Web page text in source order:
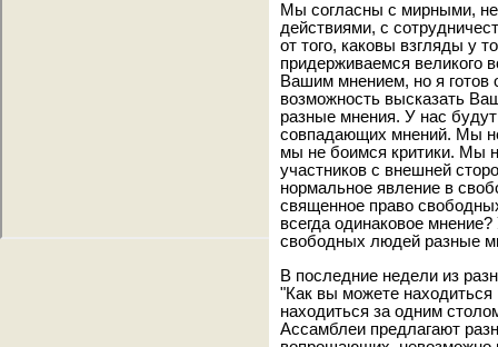
Мы согласны с мирными,
действиями, с
от того, каковы взгляды у
придерживаемся великого
Вашим мнением, но я
возможность высказать
разные мнения. У нас
совпадающих мнений. Мы
мы не боимся критики. Мы
участников с внешней
нормальное явление в
священное право
всегда одинаковое
свободных людей разные
В последние недели из
"Как вы можете
находиться за одним
Ассамблеи предлагают